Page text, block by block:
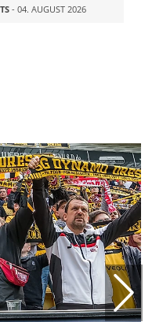
- 04. AUGUST 2026